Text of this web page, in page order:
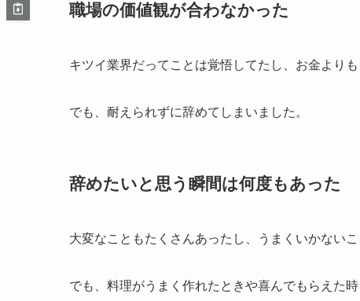
職場の価値観が合わなかった
キツイ業界だってことは覚悟してたし、お金より
でも、耐えられずに辞めてしまいました。
辞めたいと思う瞬間は何度もあった
大変なこともたくさんあったし、うまくいかないこ
でも、料理がうまく作れたときや喜んでもらえた